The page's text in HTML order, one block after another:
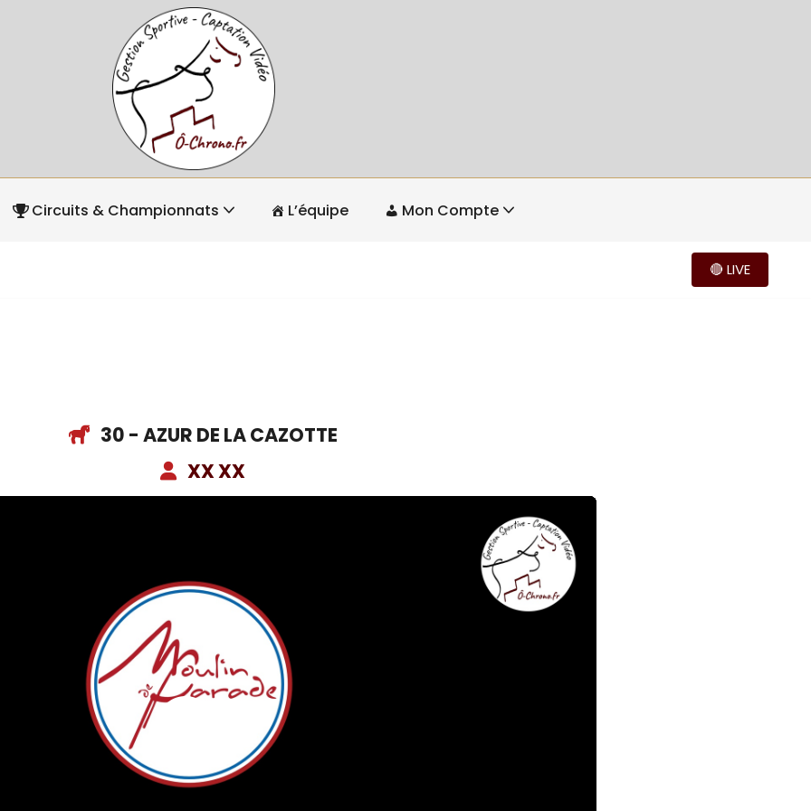
Circuits & Championnats L’équipe Mon Compte
🔴 LIVE
30 - AZUR DE LA CAZOTTE
XX XX